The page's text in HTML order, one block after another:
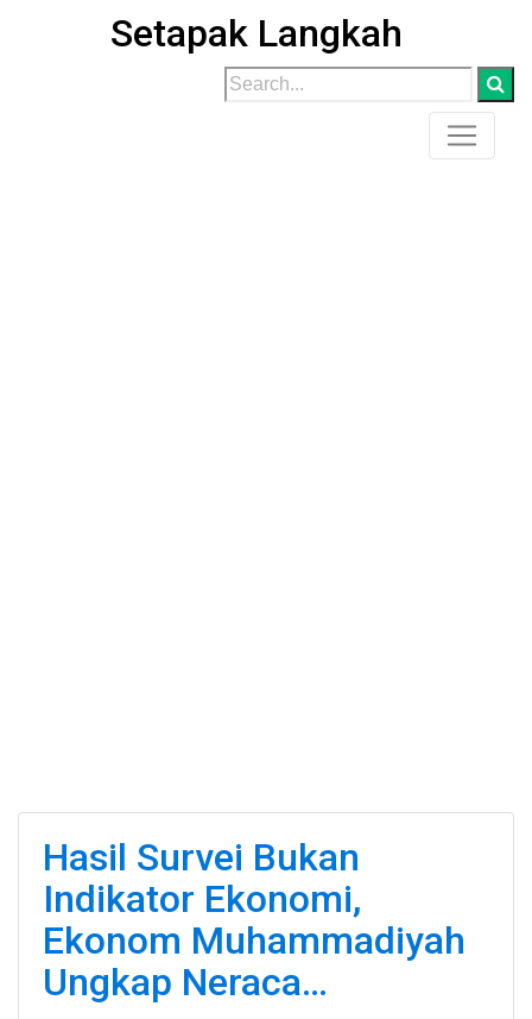
Setapak Langkah
Ekonom
Muhammadiyah
Hasil Survei Bukan
Indikator Ekonomi,
Ekonom Muhammadiyah
Ungkap Neraca…